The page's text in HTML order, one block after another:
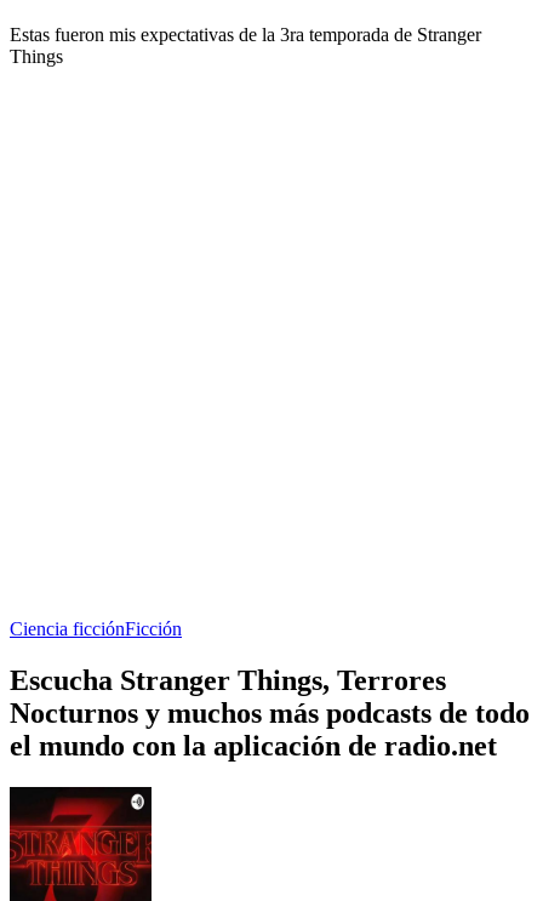
Estas fueron mis expectativas de la 3ra temporada de Stranger
Things
Ciencia ficciónFicción
Escucha Stranger Things, Terrores
Nocturnos y muchos más podcasts de todo
el mundo con la aplicación de radio.net